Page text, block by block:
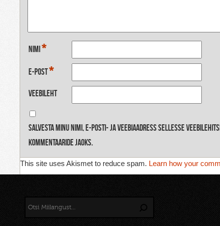
Nimi*
E-post*
Veebileht
Salvesta minu nimi, e-posti- ja veebiaadress sellesse
kommentaaride jaoks.
This site uses Akismet to reduce spam. Learn how your